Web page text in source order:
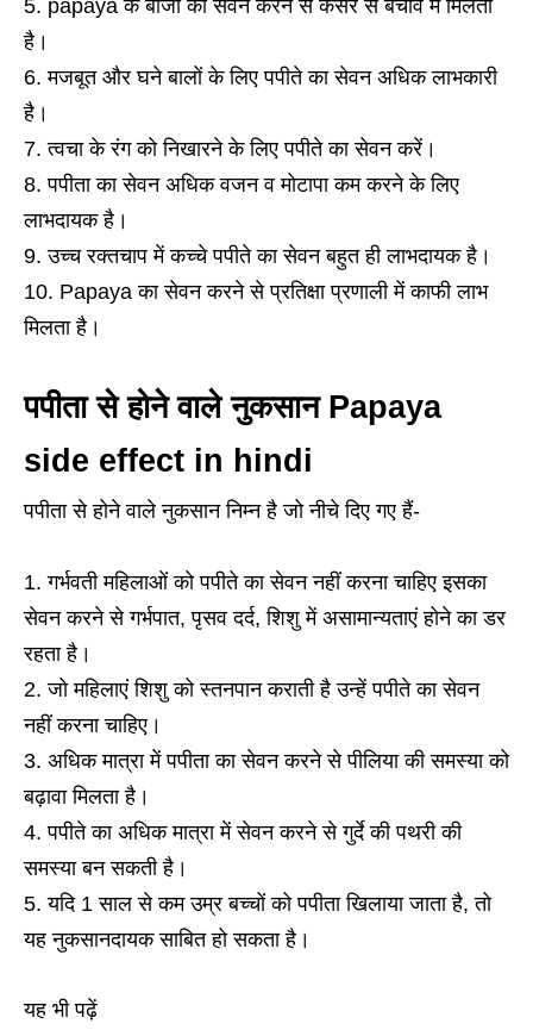
papaya के बीजों का सेवन करने से कैंसर से बचाव में मिलती
है।
मजबूत और घने बालों के लिए पपीते का सेवन अधिक लाभकारी
है।
त्वचा के रंग को निखारने के लिए पपीते का सेवन करें।
पपीता का सेवन अधिक वजन व मोटापा कम करने के लिए
लाभदायक है।
उच्च रक्तचाप में कच्चे पपीते का सेवन बहुत ही लाभदायक है।
Papaya का सेवन करने से प्रतिक्षा प्रणाली में काफी लाभ
मिलता है।
पपीता से होने वाले नुकसान Papaya
side effect in hindi
पपीता से होने वाले नुकसान निम्न है जो नीचे दिए गए हैं-
गर्भवती महिलाओं को पपीते का सेवन नहीं करना चाहिए इसका
सेवन करने से गर्भपात, पृसव दर्द, शिशु में असामान्यताएं होने का डर
रहता है।
जो महिलाएं शिशु को स्तनपान कराती है उन्हें पपीते का सेवन
नहीं करना चाहिए।
अधिक मात्रा में पपीता का सेवन करने से पीलिया की समस्या को
बढ़ावा मिलता है।
पपीते का अधिक मात्रा में सेवन करने से गुर्दे की पथरी की
समस्या बन सकती है।
यदि 1 साल से कम उम्र बच्चों को पपीता खिलाया जाता है, तो
यह नुकसानदायक साबित हो सकता है।
यह भी पढ़ें